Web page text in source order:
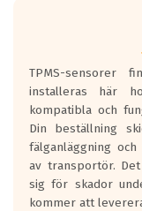
TPMS-sensorer
installeras här
kompatibla och
Din beställning
fälganläggning
av transportör.
sig för skador
kommer att